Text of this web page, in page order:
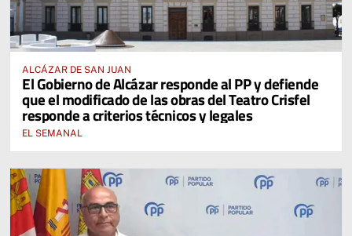
ALCÁZAR DE SAN JUAN
El Gobierno de Alcázar responde al PP y defiende
que el modificado de las obras del Teatro Crisfel
responde a criterios técnicos y legales
EL SEMANAL